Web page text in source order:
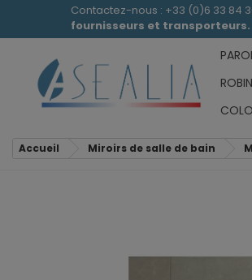
Contactez-nous : +33 (0)6 33 84
fournisseurs et
Accueil Miroirs de salle de bain